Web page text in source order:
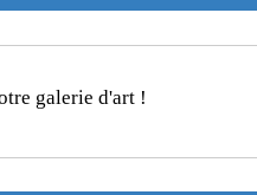
galerie d'art !